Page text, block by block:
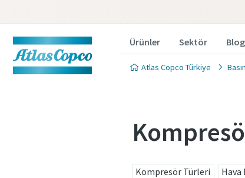
Ürünler Sektör Blog
Atlas Copco Türkiye
Kompresör Türleri